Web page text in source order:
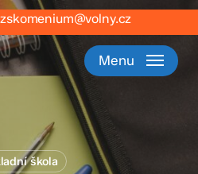
zskomenium@volny.cz
Menu
škola